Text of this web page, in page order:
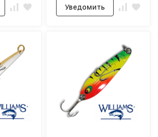
Уведомить